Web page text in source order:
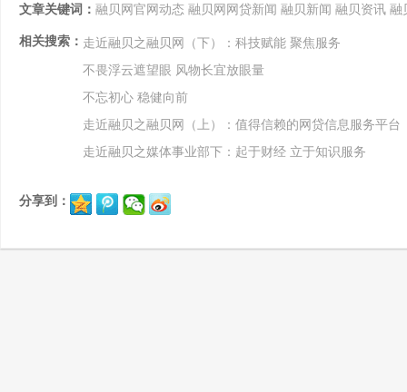
文章关键词： 融贝网官网动态 融贝网网贷新闻 融贝新闻 融贝资讯 融
相关搜索： 走近融贝之融贝网（下）：科技赋能 聚焦服务
不畏浮云遮望眼 风物长宜放眼量
不忘初心 稳健向前
走近融贝之融贝网（上）：值得信赖的网贷信息服务平台
走近融贝之媒体事业部下：起于财经 立于知识服务
分享到：